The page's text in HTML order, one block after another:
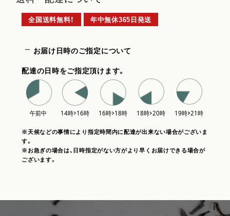
全国送料無料！ 年中無休365日発送
お届け日時のご指定について
配達の日時をご指定頂けます。
※天候などの事情により指定時間内に配達が出来ない場合がございま
す。
※お急ぎの場合は、日時指定がない方がより早くお届けできる場合が
ございます。